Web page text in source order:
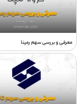
معرفی و بررسی سهم رمپنا